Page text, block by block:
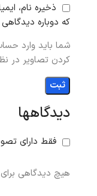
دیدگاهها
فقط دارای
هیچ دیدگاهی
ذخیره نام،
که دوباره
شما باید وارد
کردن تصاویر در